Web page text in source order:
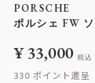
PORSCHE
ポルシェ FW
¥33,000 税込
330